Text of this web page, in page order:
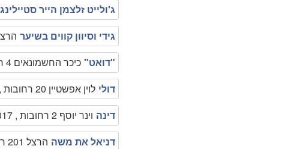
ג'ולייט זלצמן הייר סטיילינג
גידי וסיוון קווים בשיער הרצל 188 רחובות ,
"דואט" כיכר החשמונאים 4 רחובות , 089457017
דולי לוין אפשטיין 20 רחובות , 0505924952
דינה וינר יוסף 2 רחובות , 089492017
דניאל את משה הרצל 201 רחובות , 089462222